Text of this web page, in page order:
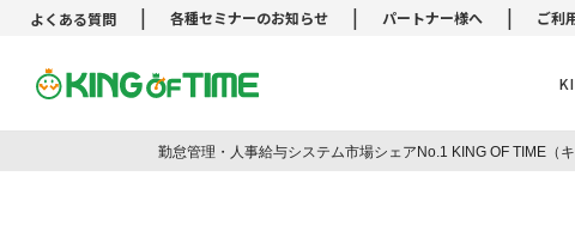
よくある質問 | 各種セミナーのお知らせ | パートナー様へ | ご利
勤怠管理・人事給与システム市場シェアNo.1 KING OF TIME（キ